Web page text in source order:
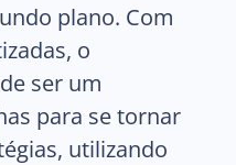
plano. Com
o
ser um
para se tornar
utilizando